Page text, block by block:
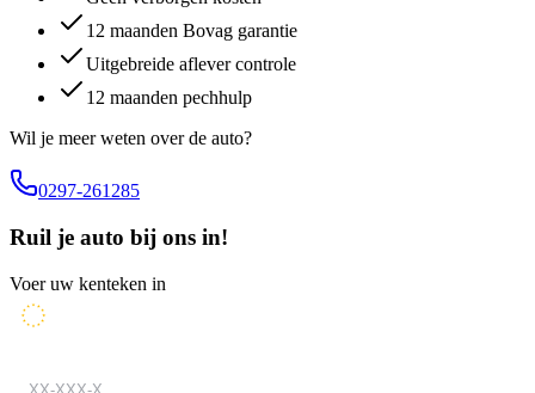
12 maanden Bovag garantie
Uitgebreide aflever controle
12 maanden pechhulp
Wil je meer weten over de auto?
0297-261285
Ruil je auto bij ons in!
Voer uw kenteken in